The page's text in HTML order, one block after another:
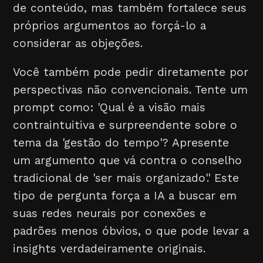
de conteúdo, mas também fortalece seus
próprios argumentos ao forçá-lo a
considerar as objeções.
Você também pode pedir diretamente por
perspectivas não convencionais. Tente um
prompt como: 'Qual é a visão mais
contraintuitiva e surpreendente sobre o
tema da 'gestão do tempo'? Apresente
um argumento que vá contra o conselho
tradicional de 'ser mais organizado'.' Este
tipo de pergunta força a IA a buscar em
suas redes neurais por conexões e
padrões menos óbvios, o que pode levar a
insights verdadeiramente originais.